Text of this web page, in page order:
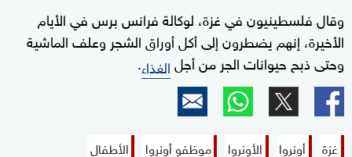
وقال فلسطينيون في غزة، لوكالة فرانس برس في الأيام
الأخيرة، إنهم يضطرون إلى أكل أوراق الشجر وعلف الماشية
وحتى ذبح حيوانات الجر من أجلالغذاء.
غزة أونروا الأونروا موظفو أونروا الأطفال